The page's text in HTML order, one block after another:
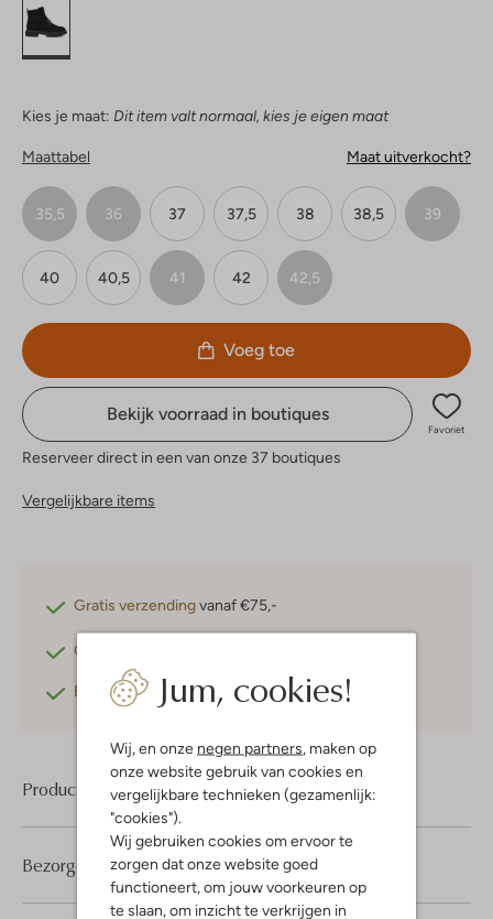
Jum, cookies!
Wij, en onze negen partners , maken op
onze website gebruik van cookies en
vergelijkbare technieken (gezamenlijk:
"cookies").
Wij gebruiken cookies om ervoor te
zorgen dat onze website goed
functioneert, om jouw voorkeuren op
te slaan, om inzicht te verkrijgen in
Kies je maat: Dit item valt normaal, kies je eigen maat
Maattabel Maat uitverkocht?
35,5 36 37 37,5 38 38,5 39
40 40,5 41 42 42,5
Voeg toe
Bekijk voorraad in boutiques
Favoriet
Reserveer direct in een van onze 37 boutiques
Vergelijkbare items
Gratis verzendingvanaf €75,-
Gratis retourneren
Betaal achteraf met Klarna
Product informatie
Bezorgen & retourneren